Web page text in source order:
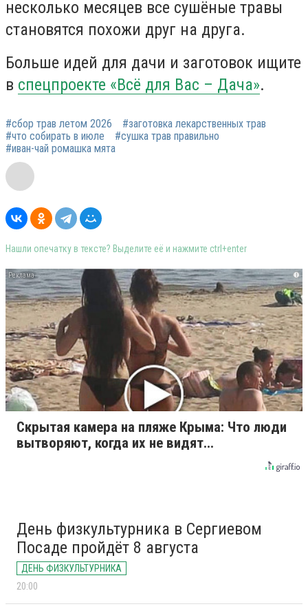
несколько месяцев все сушёные травы
становятся похожи друг на друга.
Больше идей для дачи и заготовок ищите
в спецпроекте «Всё для Вас – Дача».
#сбор трав летом 2026
#заготовка лекарственных трав
#что собирать в июле
#сушка трав правильно
#иван-чай ромашка мята
Нашли опечатку в тексте? Выделите её и нажмите ctrl+enter
i
Скрытая камера на пляже Крыма: Что люди
вытворяют, когда их не видят...
День физкультурника в Сергиевом
Посаде пройдёт 8 августа
ДЕНЬ ФИЗКУЛЬТУРНИКА
20:00